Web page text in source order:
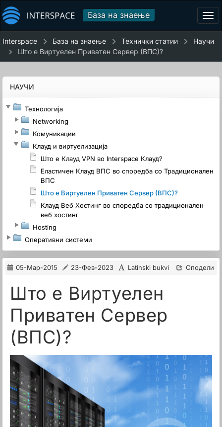
База на знаење
Interspace База на знаење Технички статии
Научи
Што е Виртуелен Приватен Сервер (ВПС)?
НАУЧИ
Технологија
Networking
Комуникации
Клауд и виртуелизација
Што е Клауд VPN во Interspace Клауд?
Еластичен Клауд ВПС во споредба со Традиционален
ВПС
Што е Виртуелен Приватен Сервер (ВПС)?
Клауд Веб Хостинг во споредба со традиционален
веб хостинг
Hosting
Оперативни системи
05-Мар-2015 23-Фев-2023 Latinski bukvi Сподели
Што е Виртуелен
Приватен Сервер
(ВПС)?